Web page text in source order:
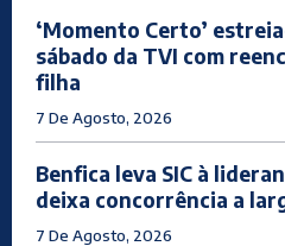
‘Momento Certo’
sábado da TVI com
filha
7 De Agosto, 2026
Benfica leva SIC à
deixa concorrência a
7 De Agosto, 2026